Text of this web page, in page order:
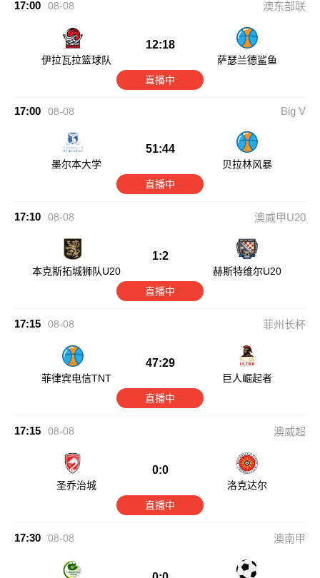
17:00 08-08 澳东部联
伊拉瓦拉篮球队
12:18
萨瑟兰德鲨鱼
直播中
17:00 08-08 Big V
墨尔本大学
51:44
贝拉林风暴
直播中
17:10 08-08 澳威甲U20
本克斯拓城狮队U20
1:2
赫斯特维尔U20
直播中
17:15 08-08 菲州长杯
菲律宾电信TNT
47:29
巨人崛起者
直播中
17:15 08-08 澳威超
圣乔治城
0:0
洛克达尔
直播中
17:30 08-08 澳南甲